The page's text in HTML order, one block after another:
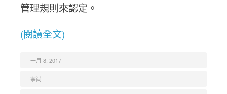
管理規則來認定。
(閱讀全文)
一月 8, 2017
寧尚